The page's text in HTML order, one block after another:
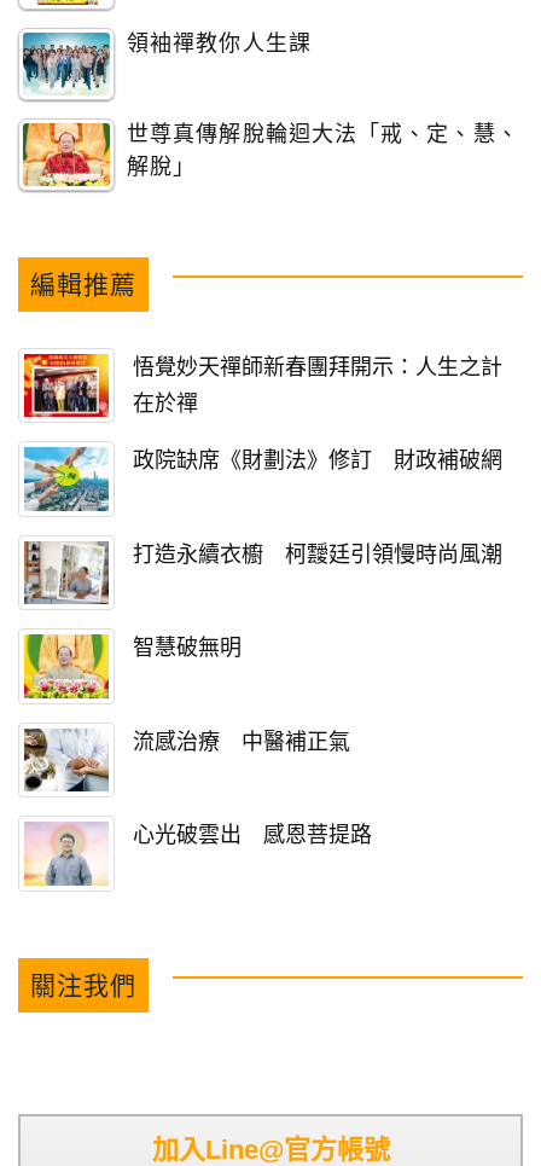
領袖禪教你人生課
世尊真傳解脫輪迴大法「戒、定、慧、
解脫」
編輯推薦
悟覺妙天禪師新春團拜開示：人生之計
在於禪
政院缺席《財劃法》修訂 財政補破網
打造永續衣櫥 柯靉廷引領慢時尚風潮
智慧破無明
流感治療 中醫補正氣
心光破雲出 感恩菩提路
關注我們
加入Line@官方帳號